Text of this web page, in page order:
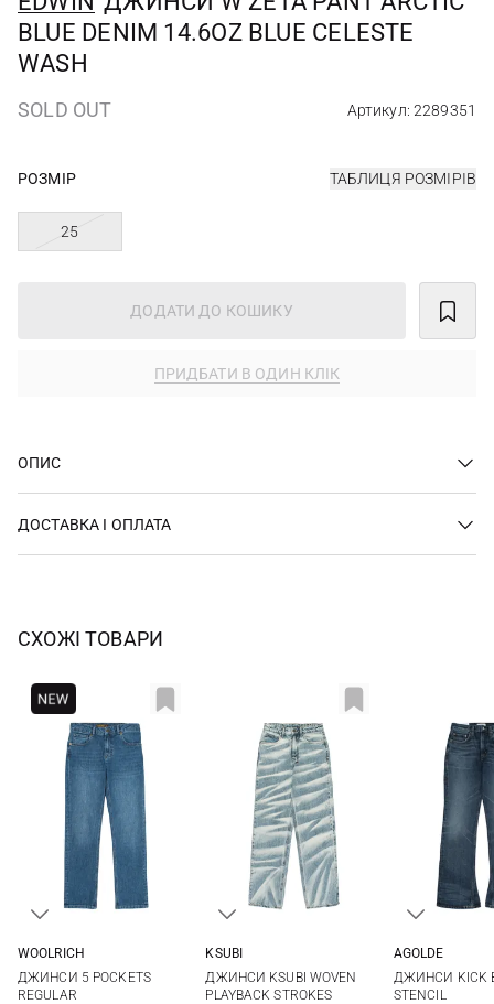
BLUE DENIM 14.6OZ BLUE CELESTE
WASH
SOLD OUT Артикул: 2289351
РОЗМІР ТАБЛИЦЯ РОЗМІРІВ
25
ДОДАТИ ДО КОШИКУ
ПРИДБАТИ В ОДИН КЛІК
ОПИС
ДОСТАВКА І ОПЛАТА
СХОЖІ ТОВАРИ
WOOLRICH
ДЖИНСИ 5 POCKETS
REGULAR
30
KSUBI
ДЖИНСИ KSUBI WOVEN
PLAYBACK STROKES
28
AGOLDE
ДЖИНСИ KICK
STENCIL